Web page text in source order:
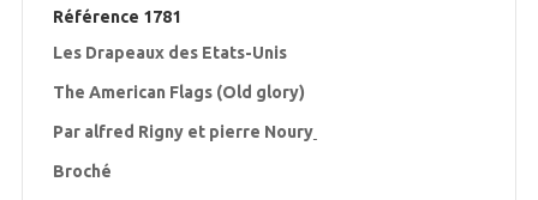
Référence 1781
Les Drapeaux des Etats-Unis
The American Flags (Old glory)
Par alfred Rigny et pierre Noury
Broché